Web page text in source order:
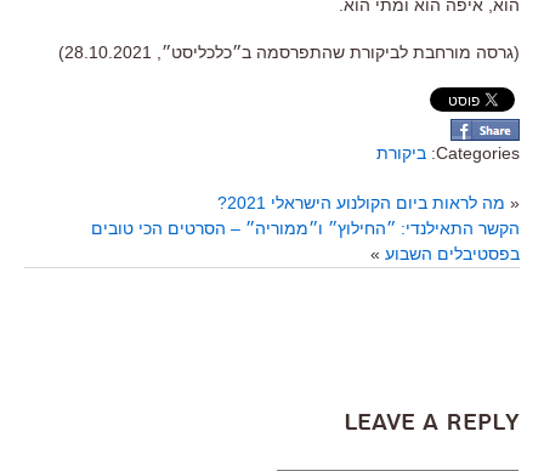
הוא, איפה הוא ומתי הוא
(גרסה מורחבת לביקורת שהתפרסמה ב״כלכליסט״, 28.10.2021)
Categories: ביקורת
« מה לראות ביום הקולנוע הישראלי 2021?
הקשר התאילנדי: ״החילוץ״ ו״ממוריה״ – הסרטים הכי טובים
בפסטיבלים השבוע »
Leave a Reply